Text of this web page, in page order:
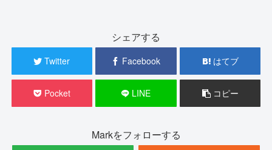
シェアする
Twitter Facebook はてブ
Pocket LINE コピー
Markをフォローする